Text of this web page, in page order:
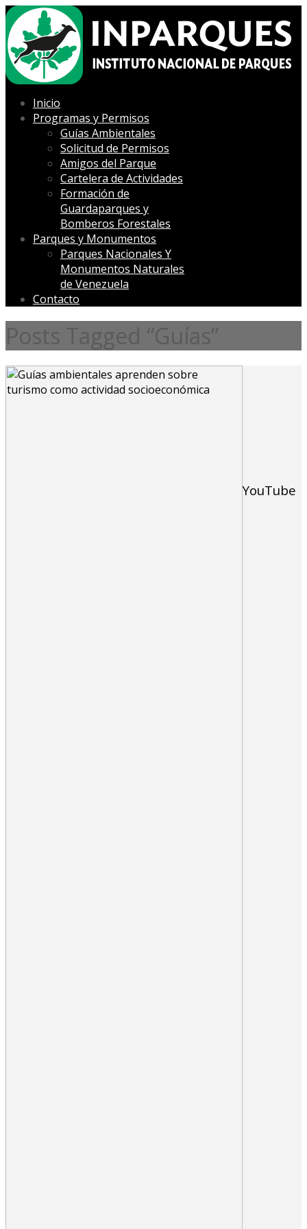
Inicio
Programas y Permisos
Guías Ambientales
Solicitud de Permisos
Amigos del Parque
Cartelera de Actividades
Formación de
Guardaparques y
Bomberos Forestales
Parques y Monumentos
Parques Nacionales Y
Monumentos Naturales
de Venezuela
Contacto
Posts Tagged “Guías”
YouTube